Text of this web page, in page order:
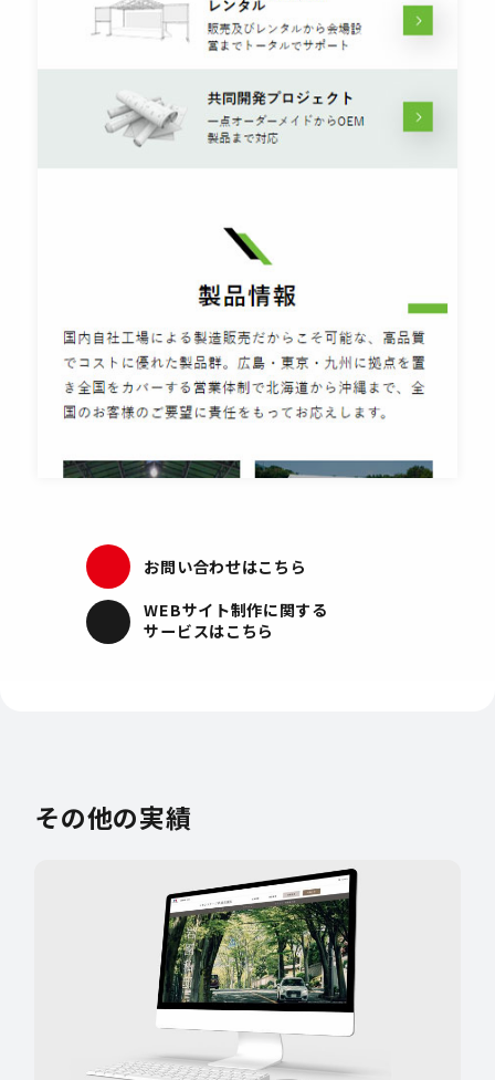
お問い合わせはこちら
WEBサイト制作に関する
サービスはこちら
その他の実績